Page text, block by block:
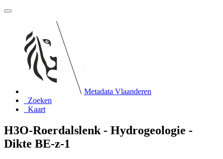
Metadata Vlaanderen
Zoeken
Kaart
H3O-Roerdalslenk - Hydrogeologie -
Dikte BE-z-1